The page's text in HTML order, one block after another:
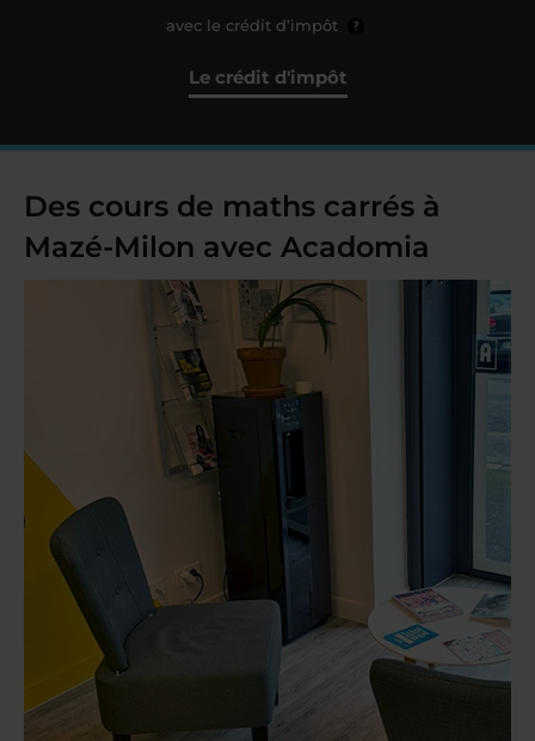
avec le crédit d’impôt ?
Le crédit d'impôt
Des cours de maths carrés à
Mazé-Milon avec Acadomia